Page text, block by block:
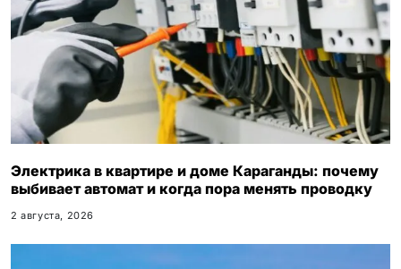
Электрика в квартире и доме Караганды: почему
выбивает автомат и когда пора менять проводку
2 августа, 2026